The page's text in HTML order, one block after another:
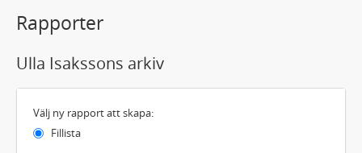
Rapporter
Ulla Isakssons arkiv
Välj ny rapport att skapa:
Fillista